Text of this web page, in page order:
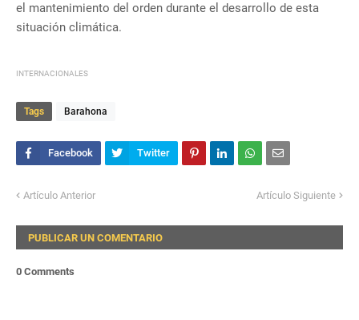
el mantenimiento del orden durante el desarrollo de esta
situación climática.
INTERNACIONALES
Tags Barahona
Artículo Anterior Artículo Siguiente
PUBLICAR UN COMENTARIO
0 Comments